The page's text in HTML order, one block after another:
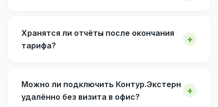
Хранятся ли отчёты после окончания
тарифа?
Можно ли подключить Контур.Экстерн
удалённо без визита в офис?